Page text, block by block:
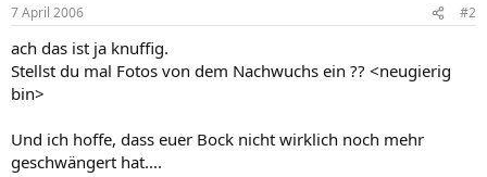
7 April 2006 #2
ach das ist ja knuffig.
Stellst du mal Fotos von dem Nachwuchs ein ?? <neugierig
bin>
Und ich hoffe, dass euer Bock nicht wirklich noch mehr
geschwängert hat....